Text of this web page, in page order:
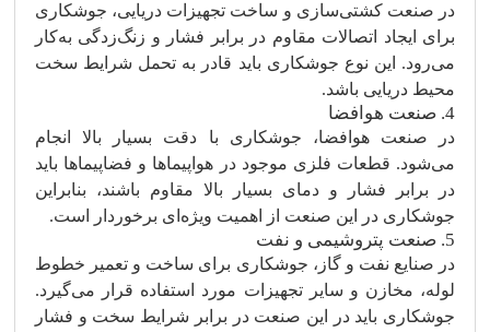
در صنعت کشتی‌سازی و ساخت تجهیزات دریایی، جوشکاری
برای ایجاد اتصالات مقاوم در برابر فشار و زنگ‌زدگی به‌کار
می‌رود. این نوع جوشکاری باید قادر به تحمل شرایط سخت
محیط دریایی باشد.
4. صنعت هوافضا
در صنعت هوافضا، جوشکاری با دقت بسیار بالا انجام
می‌شود. قطعات فلزی موجود در هواپیماها و فضاپیماها باید
در برابر فشار و دمای بسیار بالا مقاوم باشند، بنابراین
جوشکاری در این صنعت از اهمیت ویژه‌ای برخوردار است.
5. صنعت پتروشیمی و نفت
در صنایع نفت و گاز، جوشکاری برای ساخت و تعمیر خطوط
لوله، مخازن و سایر تجهیزات مورد استفاده قرار می‌گیرد.
جوشکاری باید در این صنعت در برابر شرایط سخت و فشار